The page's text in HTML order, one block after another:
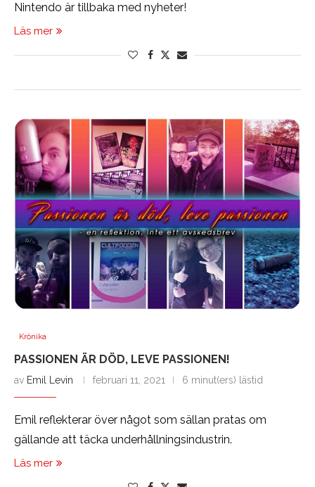
Nintendo är tillbaka med nyheter!
Läs mer
Krönika
PASSIONEN ÄR DÖD, LEVE PASSIONEN!
av Emil Levin februari 11, 2021 6 minut(ers) lästid
Emil reflekterar över något som sällan pratas om
gällande att täcka underhållningsindustrin.
Läs mer